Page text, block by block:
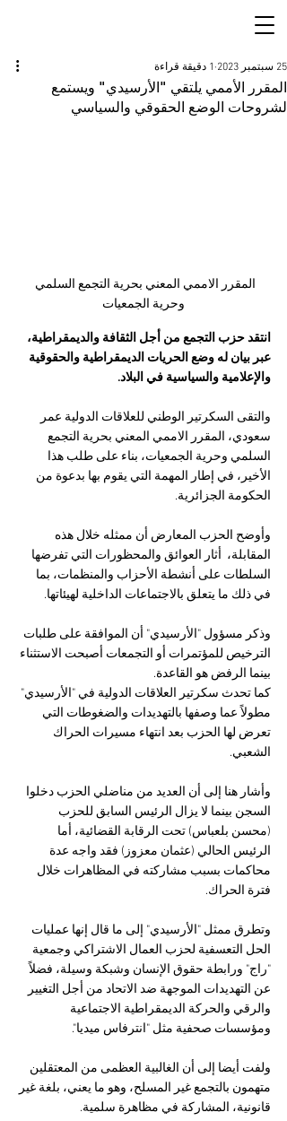
المقرر الأممي يلتقي "الأرسيدي" ويستمع
لشروحات الوضع الحقوقي والسياسي
25 سبتمبر 2023 1 دقيقة قراءة
المقرر الاممي المعني بحرية التجمع السلمي
وحرية الجمعيات
انتقد حزب التجمع من أجل الثقافة والديمقراطية،
عبر بيان له وضع الحريات الديمقراطية والحقوقية
والإعلامية والسياسية في البلاد.
والتقى السكرتير الوطني للعلاقات الدولية عمر
سعودي، المقرر الاممي المعني بحرية التجمع
السلمي وحرية الجمعيات، بناء على طلب هذا
الأخير، في إطار المهمة التي يقوم بها بدعوة من
الحكومة الجزائرية.
وأوضح الحزب المعارض أن ممثله خلال هذه
المقابلة،  أثار العوائق والمحظورات التي تفرضها
السلطات على أنشطة الأحزاب والمنظمات، بما
في ذلك ما يتعلق بالاجتماعات الداخلية لهيئاتها.
وذكر مسؤول "الأرسيدي" أن الموافقة على طلبات
الترخيص للمؤتمرات أو التجمعات أصبحت الاستثناء
بينما الرفض هو القاعدة.
كما تحدث سكرتير العلاقات الدولية في "الأرسيدي"
مطولاً عما وصفها بالتهديدات والضغوطات التي
تعرض لها الحزب بعد انتهاء مسيرات الحراك
الشعبي.
وأشار هنا إلى أن العديد من مناضلي الحزب دخلوا
السجن بينما لا يزال الرئيس السابق للحزب
(محسن بلعباس) تحت الرقابة القضائية، أما
الرئيس الحالي (عثمان معزوز) فقد واجه عدة
محاكمات بسبب مشاركته في المظاهرات خلال
فترة الحراك.
وتطرق ممثل "الأرسيدي" إلى ما قال إنها عمليات
الحل التعسفية لحزب العمال الاشتراكي وجمعية
"راج" ورابطة حقوق الإنسان وشبكة وسيلة، فضلاً
عن التهديدات الموجهة ضد الاتحاد من أجل التغيير
والرقي والحركة الديمقراطية الاجتماعية
ومؤسسات صحفية مثل "انترفاس ميديا".
ولفت أيضا إلى أن الغالبية العظمى من المعتقلين
متهمون بالتجمع غير المسلح، وهو ما يعني، بلغة غير
قانونية، المشاركة في مظاهرة سلمية.